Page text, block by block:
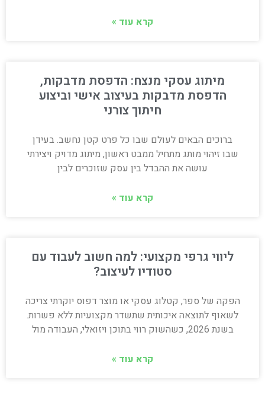
קרא עוד »
מיתוג עסקי מנצח: הדפסת מדבקות,
הדפסת מדבקות בעיצוב אישי וביצוע
חיתוך צורני
ברוכים הבאים לעולם שבו כל פרט קטן נחשב. בעידן
שבו זיהוי מותג מתחיל ממבט ראשון, מיתוג מדויק ויצירתי
עושה את ההבדל בין עסק שזוכרים לבין
קרא עוד »
ליווי גרפי מקצועי: למה חשוב לעבוד עם
סטודיו לעיצוב?
הפקה של ספר, קטלוג עסקי או מוצר דפוס יוקרתי צריכה
לשאוף לתוצאה איכותית שתשדר מקצועיות ללא פשרות.
בשנת 2026, כשהשוק רווי בתוכן ויזואלי, העבודה מול
קרא עוד »